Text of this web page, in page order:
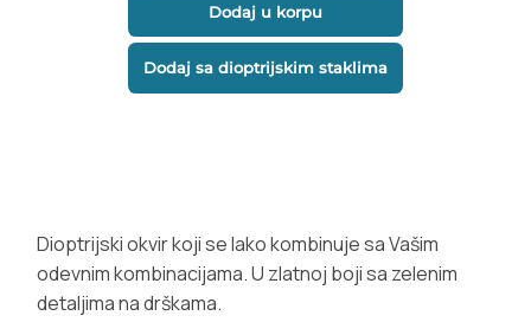
Dodaj u korpu
Dodaj sa dioptrijskim staklima
Dioptrijski okvir koji se lako kombinuje sa Vašim
odevnim kombinacijama. U zlatnoj boji sa zelenim
detaljima na drškama.